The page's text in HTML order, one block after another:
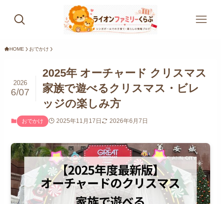
HOME おでかけ
2025年 オーチャード クリスマス
家族で遊べるクリスマス・ビレ
ッジの楽しみ方
2026
6/07
おでかけ 2025年11月17日 2026年6月7日